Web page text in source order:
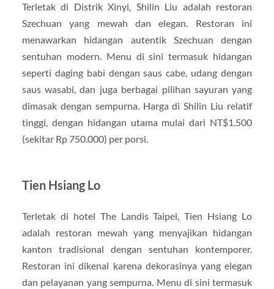
Terletak di Distrik Xinyi, Shilin Liu adalah restoran
Szechuan yang mewah dan elegan. Restoran ini
menawarkan hidangan autentik Szechuan dengan
sentuhan modern. Menu di sini termasuk hidangan
seperti daging babi dengan saus cabe, udang dengan
saus wasabi, dan juga berbagai pilihan sayuran yang
dimasak dengan sempurna. Harga di Shilin Liu relatif
tinggi, dengan hidangan utama mulai dari NT$1.500
(sekitar Rp 750.000) per porsi.
Tien Hsiang Lo
Terletak di hotel The Landis Taipei, Tien Hsiang Lo
adalah restoran mewah yang menyajikan hidangan
kanton tradisional dengan sentuhan kontemporer.
Restoran ini dikenal karena dekorasinya yang elegan
dan pelayanan yang sempurna. Menu di sini termasuk